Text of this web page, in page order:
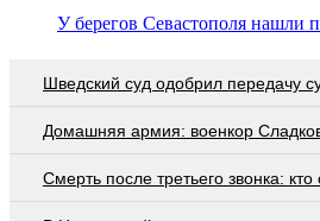
У берегов Севастополя нашли
Шведский суд одобрил передачу
Домашняя армия: военкор
Смерть после третьего звонка: кто